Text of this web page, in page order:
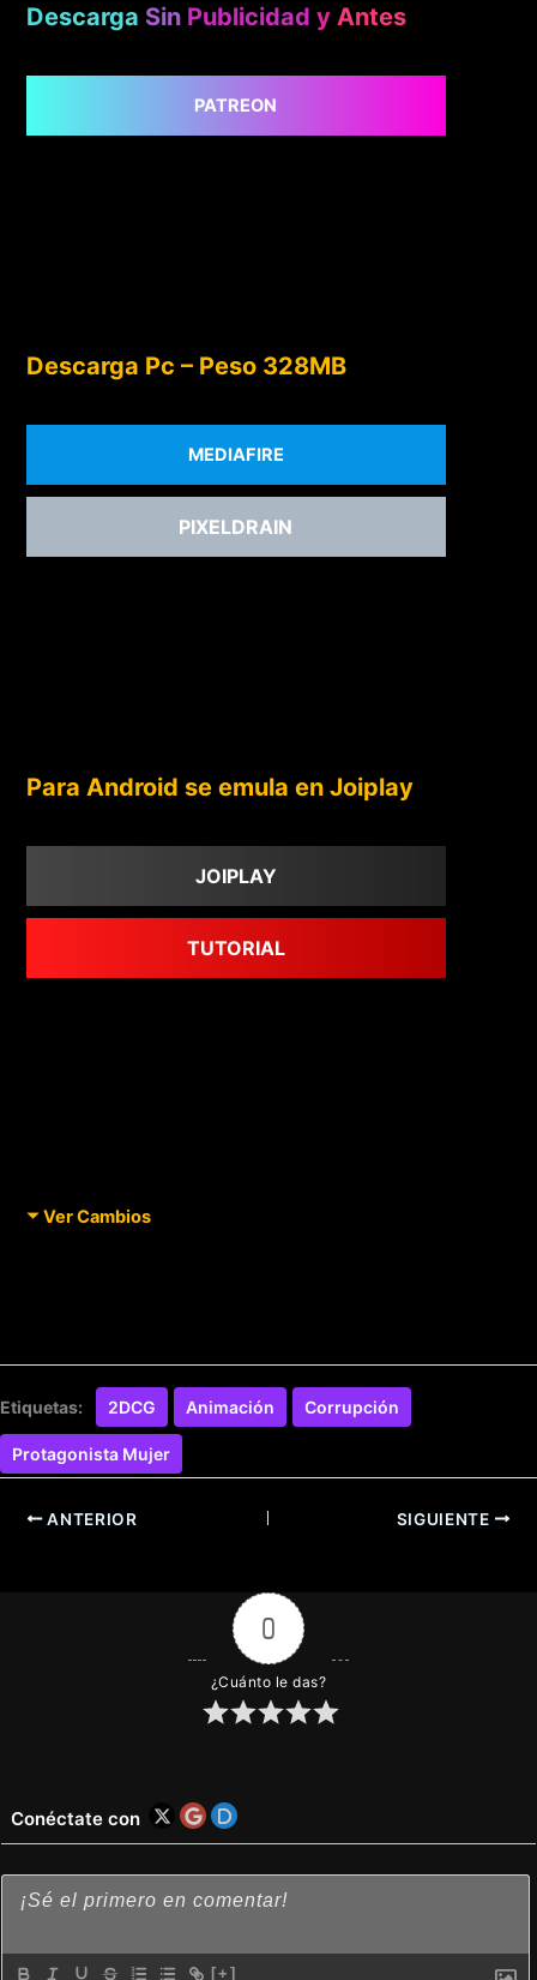
Descarga Sin Publicidad y Antes
PATREON
Descarga Pc – Peso 328MB
MEDIAFIRE
PIXELDRAIN
Para Android se emula en Joiplay
JOIPLAY
TUTORIAL
Ver Cambios
Etiquetas: 2DCG Animación Corrupción
Protagonista Mujer
ANTERIOR SIGUIENTE
0
¿Cuánto le das?
Conéctate con
[+]